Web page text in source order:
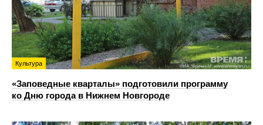
Культура
«Заповедные кварталы» подготовили программу
ко Дню города в Нижнем Новгороде